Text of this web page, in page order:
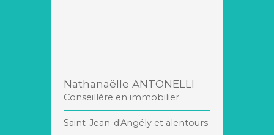
Nathanaëlle ANTONELLI
Conseillère en immobilier
Saint-Jean-d'Angély et alentours